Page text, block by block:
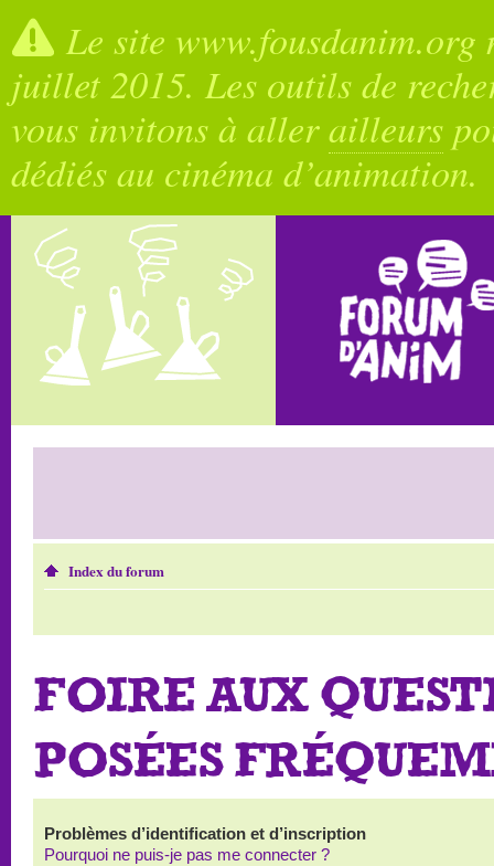
Le site
juillet 2015. Les outils de
vous invitons à allerailleurs
dédiés au cinéma d’animation.
Index du forum
FOIRE AUX
POSÉES
Problèmes d’identification et d’inscription
Pourquoi ne puis-je pas me connecter ?